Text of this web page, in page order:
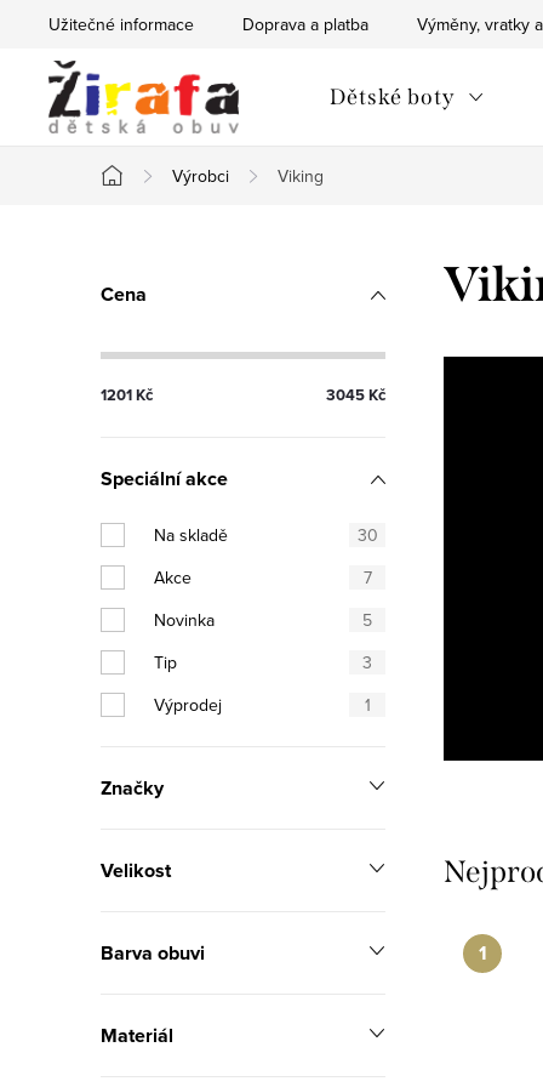
obsah
Užitečné informace Doprava a platba Výměny, vratky
Dětské boty
Domů
Výrobci Viking
P
s
r
a
n
n
í
p
n
l
Cena
1201Kč 3045Kč
Speciální akce
Na skladě
30
Akce
7
Novinka
5
Tip
3
Výprodej
1
Značky
Velikost
Barva obuvi
Materiál